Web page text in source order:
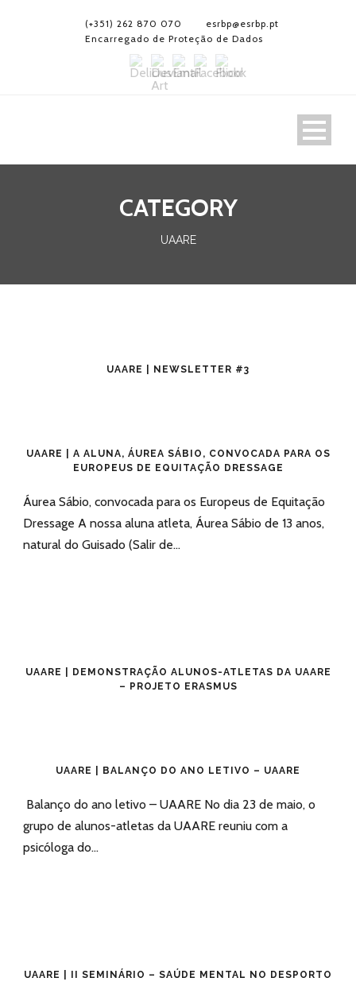
(+351) 262 870 070
esrbp@esrbp.pt
Encarregado de Proteção de Dados
CATEGORY
UAARE
UAARE | NEWSLETTER #3
UAARE | A ALUNA, ÁUREA SÁBIO, CONVOCADA PARA OS
EUROPEUS DE EQUITAÇÃO DRESSAGE
Áurea Sábio, convocada para os Europeus de Equitação
Dressage A nossa aluna atleta, Áurea Sábio de 13 anos,
natural do Guisado (Salir de...
UAARE | DEMONSTRAÇÃO ALUNOS-ATLETAS DA UAARE
– PROJETO ERASMUS
UAARE | BALANÇO DO ANO LETIVO – UAARE
Balanço do ano letivo – UAARE No dia 23 de maio, o
grupo de alunos-atletas da UAARE reuniu com a
psicóloga do...
UAARE | II SEMINÁRIO – SAÚDE MENTAL NO DESPORTO